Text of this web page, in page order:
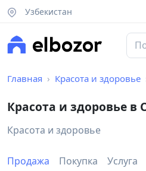
Узбекистан
Главная Красота и здоровье
Красота и здоровье
Красота и здоровье
Продажа Покупка Услуга